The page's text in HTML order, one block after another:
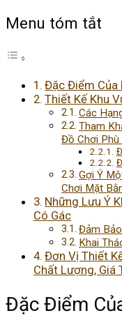
Menu tóm tắt
Đặc Điểm Của
Thiết Kế Khu
Các
Tham
Đồ Chơi Phù
Gợi Ý
Chơi Mặt
Những Lưu Ý
Có Gác
Đảm
Khai
Đơn Vị Thiết
Chất Lượng, Giá
Đặc Điểm